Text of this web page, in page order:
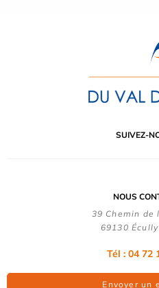
SUIVEZ-
NOUS
39 Chemin de
69130
Tél : 04 72
Envoyer un